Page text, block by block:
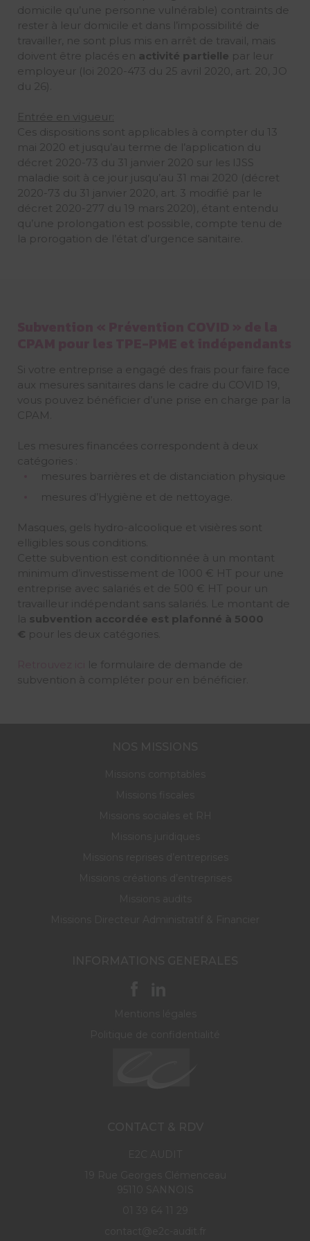
domicile qu’une personne vulnérable) contraints de
rester à leur domicile et dans l’impossibilité de
travailler, ne sont plus mis en arrêt de travail, mais
doivent être placés en activité partielle par leur
employeur (loi 2020-473 du 25 avril 2020, art. 20, JO
du 26).
Entrée en vigueur:
Ces dispositions sont applicables à compter du 13
mai 2020 et jusqu’au terme de l’application du
décret 2020-73 du 31 janvier 2020 sur les IJSS
maladie soit à ce jour jusqu’au 31 mai 2020 (décret
2020-73 du 31 janvier 2020, art. 3 modifié par le
décret 2020-277 du 19 mars 2020), étant entendu
qu’une prolongation est possible, compte tenu de
la prorogation de l’état d’urgence sanitaire.
Si votre entreprise a engagé des frais pour faire face
aux mesures sanitaires dans le cadre du COVID 19,
vous pouvez bénéficier d’une prise en charge par la
CPAM.
Les mesures financées correspondent à deux
catégories :
mesures barrières et de distanciation physique
mesures d’Hygiène et de nettoyage.
Masques, gels hydro-alcoolique et visières sont
elligibles sous conditions.
Cette subvention est conditionnée à un montant
minimum d’investissement de 1000 € HT pour une
entreprise avec salariés et de 500 € HT pour un
travailleur indépendant sans salariés. Le montant de
la subvention accordée est plafonné à 5000
€ pour les deux catégories.
le formulaire de demande de
subvention à compléter pour en bénéficier.